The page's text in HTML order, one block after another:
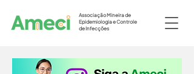
Associação Mineira de
Epidemiologia e Controle
de Infecções